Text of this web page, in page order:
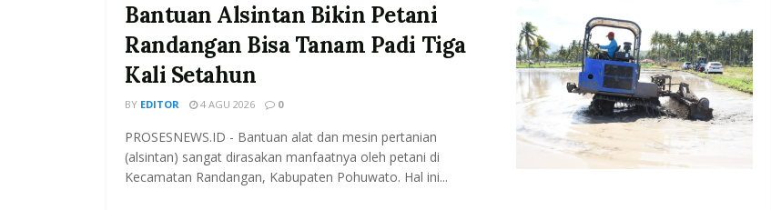
Bantuan Alsintan Bikin Petani
Randangan Bisa Tanam Padi Tiga
Kali Setahun
BY EDITOR 4 AGU 2026 0
PROSESNEWS.ID - Bantuan alat dan mesin pertanian
(alsintan) sangat dirasakan manfaatnya oleh petani di
Kecamatan Randangan, Kabupaten Pohuwato. Hal ini...